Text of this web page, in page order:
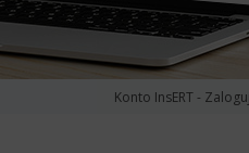
Konto InsERT -